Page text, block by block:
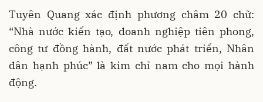
Tuyên Quang xác định phương châm 20 chữ:
“Nhà nước kiến tạo, doanh nghiệp tiên phong,
công tư đồng hành, đất nước phát triển, Nhân
dân hạnh phúc” là kim chỉ nam cho mọi hành
động.